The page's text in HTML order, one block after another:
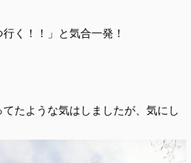
く！！」と気合一発！
たような気はしましたが、気にし